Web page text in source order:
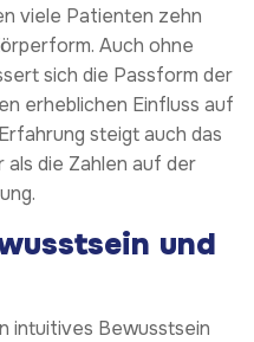
viele Patienten zehn
Auch ohne
sich die Passform der
erheblichen Einfluss auf
steigt auch das
die Zahlen auf der
und
intuitives Bewusstsein